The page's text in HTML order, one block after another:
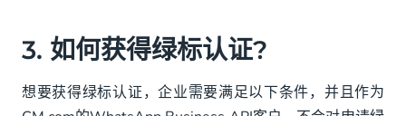
3. 如何获得绿标认证?
想要获得绿标认证，企业需要满足以下条件，并且作为